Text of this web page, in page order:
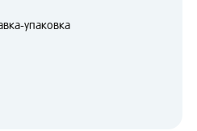
упаковка